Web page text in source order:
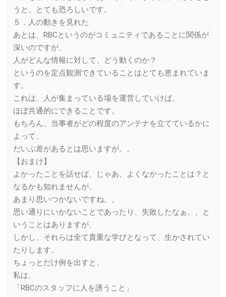
うと、とても恐ろしいです。
５．人の動きを見れた
あとは、RBCというのがコミュニティであることに関係が
深いのですが、
人がどんな情報に対して、どう動くのか？
というのを定点観測できていることはとても恵まれていま
す。
これは、人が集まっている場を運営していけば、
ほぼ共通的にできることです。
もちろん、当事者がどの程度のアンテナを立てているかに
よって、
だいぶ差があるとは思いますが。。
【おまけ】
よかったことを話せば、じゃあ、よくなかったことは？と
なるかも知れませんが、
あまり思いつかないですね。。
思い通りにいかないことであったり、失敗したなぁ、、と
いうことはありますが、
しかし、それらは全て貴重な学びとなって、生かされてい
たりします。
ちょっとだけ例を出すと、
私は、
「RBCのスタッフに人を誘うこと」